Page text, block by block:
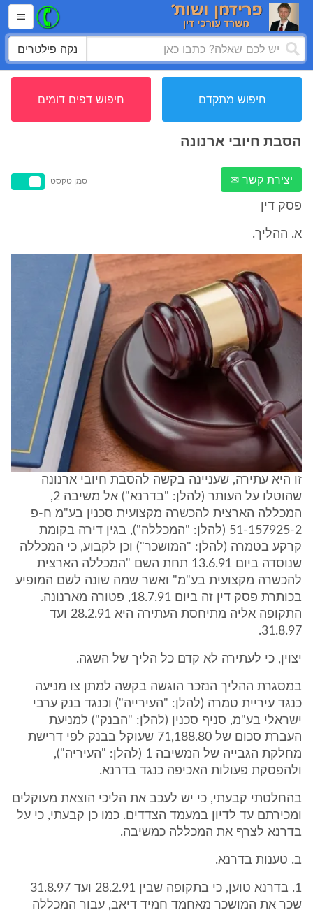
נקה פילטרים
חיפוש מתקדם חיפוש דפים דומים
הסבת חיובי ארנונה
יצירת קשר ✉ סמן טקסט
פסק דין
א. ההליך.
זו היא עתירה, שעניינה בקשה להסבת חיובי ארנונה
שהוטלו על העותר (להלן: "בדרנא") אל משיבה 2,
המכללה הארצית להכשרה מקצועית סכנין בע"מ ח-פ
51-157925-2 (להלן: "המכללה"), בגין דירה בקומת
קרקע בטמרה (להלן: "המושכר") וכן לקבוע, כי המכללה
שנוסדה ביום 13.6.91 תחת השם "המכללה הארצית
להכשרה מקצועית בע"מ" ואשר שמה שונה לשם המופיע
בכותרת פסק דין זה ביום 18.7.91, פטורה מארנונה.
התקופה אליה מתיחסת העתירה היא 28.2.91 ועד
31.8.97.
יצוין, כי לעתירה לא קדם כל הליך של השגה.
במסגרת ההליך הנזכר הוגשה בקשה למתן צו מניעה
כנגד עיריית טמרה (להלן: "העירייה") וכנגד בנק ערבי
ישראלי בע"מ, סניף סכנין (להלן: "הבנק") למניעת
העברת סכום של 71,188.80 שעוקל בבנק לפי דרישת
מחלקת הגבייה של המשיבה 1 (להלן: "העיריה"),
ולהפסקת פעולות האכיפה כנגד בדרנא.
בהחלטתי קבעתי, כי יש לעכב את הליכי הוצאת מעוקלים
ומכירתם עד לדיון במעמד הצדדים. כמו כן קבעתי, כי על
בדרנא לצרף את המכללה כמשיבה.
ב. טענות בדרנא.
1. בדרנא טוען, כי בתקופה שבין 28.2.91 ועד 31.8.97
שכר את המושכר מאחמד חמיד דיאב, עבור המכללה